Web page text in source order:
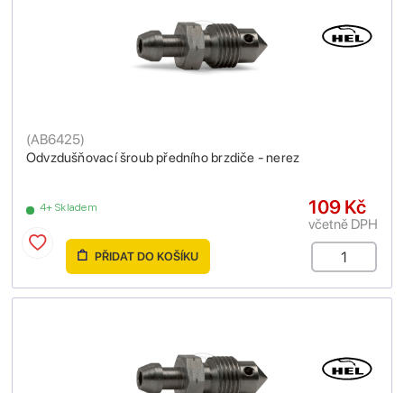
Odvzdušňovací šroub předního brzdiče - nerez
(AB6425)
4+ Skladem 109 Kč
včetně DPH
PŘIDAT DO KOŠÍKU